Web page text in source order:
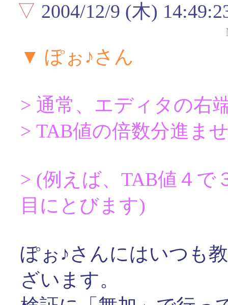
▽ 2004/12/9 (木)
▼ ぽぉ♪さん
> 通常、エディタの右
> TAB値の倍数分進ま
> (例えば、TAB値４で
目にとびます)
ぽぉ♪さんにはいつも
ざいます。